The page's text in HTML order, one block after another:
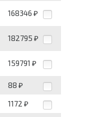
168346 ₽
182795 ₽
159791 ₽
88 ₽
1172 ₽